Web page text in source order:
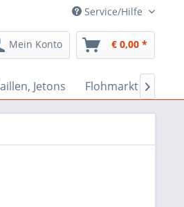
Service/Hilfe
Mein Konto € 0,00 *
Jetons Flohmarkt Bazar
